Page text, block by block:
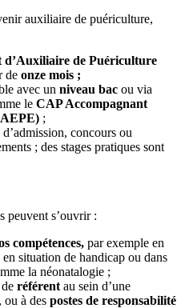
auxiliaire de puériculture,
d’Auxiliaire de Puériculture
de onze mois ;
avec un niveau bac ou via
le CAP Accompagnant
;
d’admission, concours ou
; des stages pratiques sont
peuvent s’ouvrir :
compétences, par exemple en
situation de handicap ou dans
la néonatalogie ;
référentau sein d’une
, ou à des postes de responsabilité